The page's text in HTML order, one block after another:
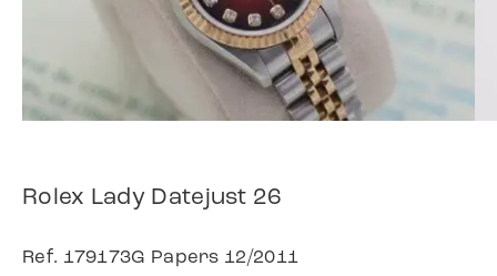
Rolex Lady Datejust 26
Ref. 179173G Papers 12/2011